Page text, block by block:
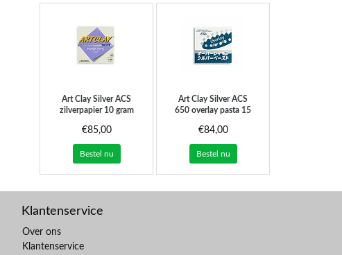
Art Clay SilverACS
zilverpapier 10 gram
€85,00
Bestel nu
Art Clay SilverACS
650 overlay pasta 15
€84,00
Bestel nu
Klantenservice
Over ons
Klantenservice